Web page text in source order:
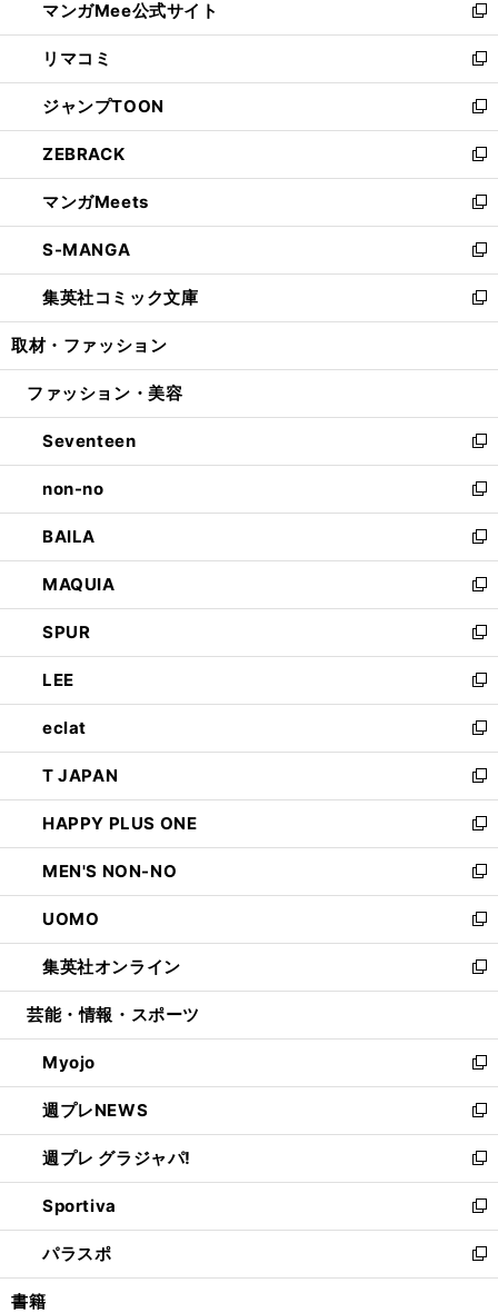
く
ド
ウ
で
開
く
ィ
ン
ド
ウ
で
開
く
い
ウ
ィ
ン
ド
ウ
で
開
く
マンガMee公式サイト
新
し
い
ウ
ィ
ン
ド
ウ
で
開
く
リマコミ
新
し
い
ウ
ィ
ン
ド
ウ
で
開
く
ジャンプTOON
新
し
い
ウ
ィ
ン
ド
ウ
で
開
ZEBRACK
新
し
い
ウ
ィ
ン
ド
ウ
開
マンガMeets
新
し
い
ウ
ィ
ン
ウ
開
く
S-MANGA
新
し
い
ウ
ン
ウ
で
開
く
集英社コミック文庫
新
し
ウ
ン
ド
ウ
で
開
く
取材・ファッション
ファッション・美容
Seventeen
新
し
い
ウ
ィ
ン
ド
ウ
で
開
く
non-no
新
し
い
ウ
ィ
ン
ド
ウ
で
開
く
BAILA
新
し
い
ウ
ィ
ン
ド
ウ
で
開
く
MAQUIA
新
し
い
ウ
ィ
ン
ド
ウ
で
開
く
SPUR
新
し
い
ウ
ィ
ン
ド
ウ
で
開
く
LEE
新
し
い
ウ
ィ
ン
ド
ウ
で
開
く
eclat
新
し
い
ウ
ィ
ン
ド
ウ
で
開
く
T JAPAN
新
し
い
ウ
ィ
ン
ド
ウ
で
開
HAPPY PLUS ONE
新
し
い
ウ
ィ
ン
ド
ウ
開
く
MEN'S NON-NO
新
し
い
ウ
ィ
ン
ウ
で
開
く
UOMO
新
し
い
ウ
ン
ド
ウ
で
開
く
集英社オンライン
新
し
ウ
ィ
ン
ド
ウ
で
開
く
芸能・情報・スポーツ
Myojo
新
し
い
ウ
ィ
ン
ド
ウ
で
開
週プレNEWS
新
し
い
ウ
ィ
ン
ド
ウ
週プレ グラジャパ!
新
し
い
ウ
ィ
ン
Sportiva
新
し
い
ウ
パラスポ
新
し
書籍